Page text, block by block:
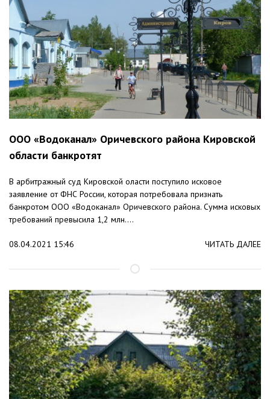
ООО «Водоканал» Оричевского района Кировской
области банкротят
В арбитражный суд Кировской оласти поступило исковое
заявление от ФНС России, которая потребовала признать
банкротом ООО «Водоканал» Оричевского района. Сумма исковых
требований превысила 1,2 млн....
08.04.2021 15:46 ЧИТАТЬ ДАЛЕЕ